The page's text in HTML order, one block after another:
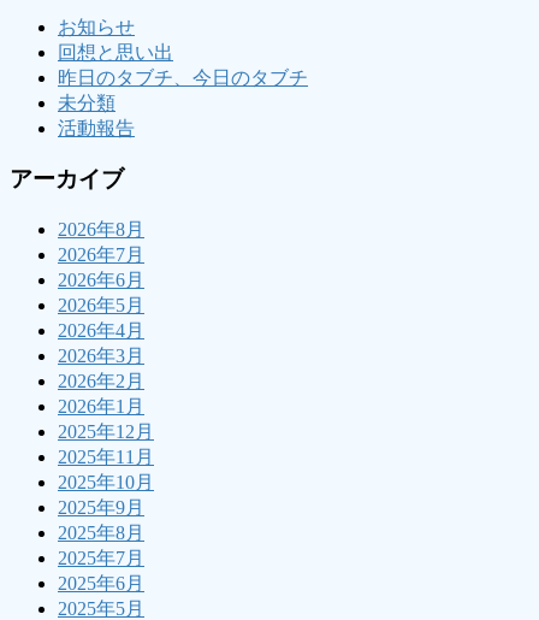
お知らせ
回想と思い出
昨日のタブチ、今日のタブチ
未分類
活動報告
アーカイブ
2026年8月
2026年7月
2026年6月
2026年5月
2026年4月
2026年3月
2026年2月
2026年1月
2025年12月
2025年11月
2025年10月
2025年9月
2025年8月
2025年7月
2025年6月
2025年5月